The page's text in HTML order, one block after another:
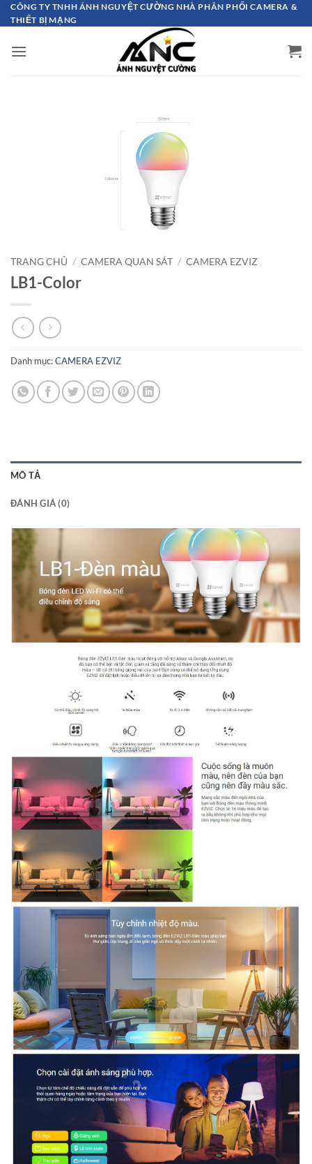
Bỏ
qua
dung
CÔNG TY TNHH ÁNH NGUYỆT CƯỜNG NHÀ PHÂN PHỐI CAMERA &
THIẾT BỊ MẠNG
TRANG CHỦ / CAMERA QUAN SÁT / CAMERA EZVIZ
LB1-Color
Danh mục:CAMERA EZVIZ
MÔ TẢ
ĐÁNH GIÁ (0)